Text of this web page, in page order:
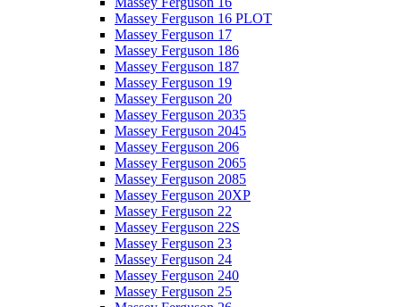
Massey Ferguson 16 PLOT
Massey Ferguson 17
Massey Ferguson 186
Massey Ferguson 187
Massey Ferguson 19
Massey Ferguson 20
Massey Ferguson 2035
Massey Ferguson 2045
Massey Ferguson 206
Massey Ferguson 2065
Massey Ferguson 2085
Massey Ferguson 20XP
Massey Ferguson 22
Massey Ferguson 22S
Massey Ferguson 23
Massey Ferguson 24
Massey Ferguson 240
Massey Ferguson 25